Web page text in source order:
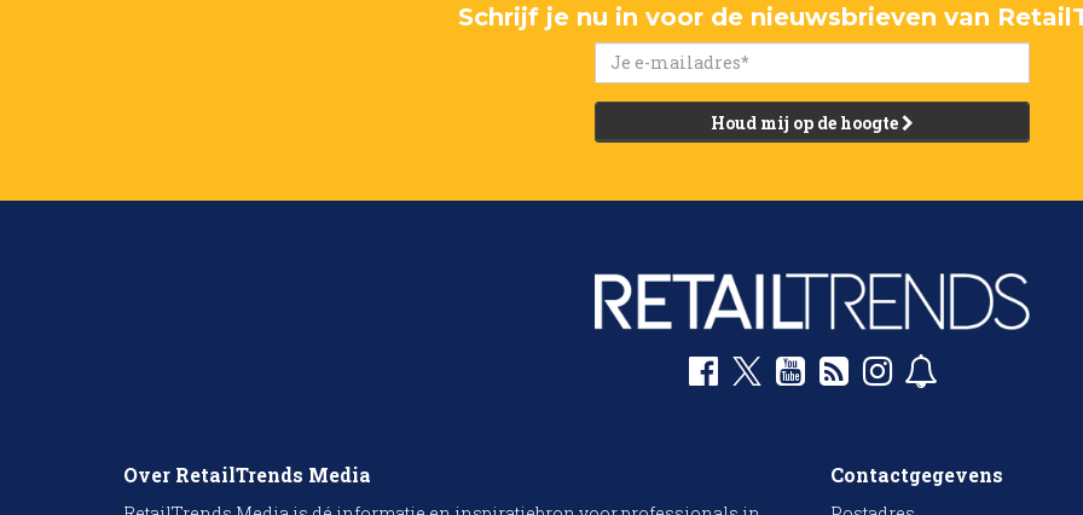
Schrijf je nu in voor de nieuwsbrieven van
Houd mij op de hoogte
Over RetailTrends Media Contactgegevens